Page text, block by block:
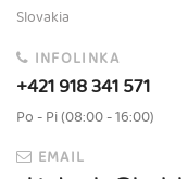
Slovakia
INFOLINKA
+421 918 341 571
Po - Pi (08:00 - 16:00)
EMAIL